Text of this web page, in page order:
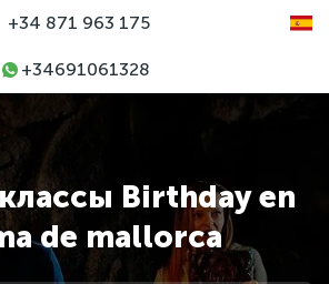
+34 871 963 175
+34691061328
Birthday en
de mallorca